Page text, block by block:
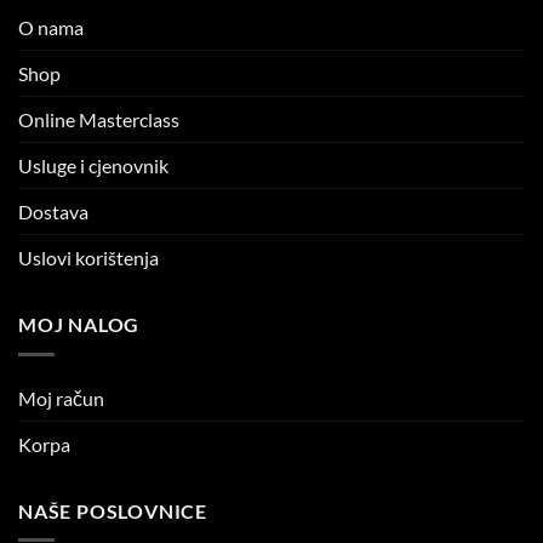
O nama
Shop
Online Masterclass
Usluge i cjenovnik
Dostava
Uslovi korištenja
MOJ NALOG
Moj račun
Korpa
NAŠE POSLOVNICE